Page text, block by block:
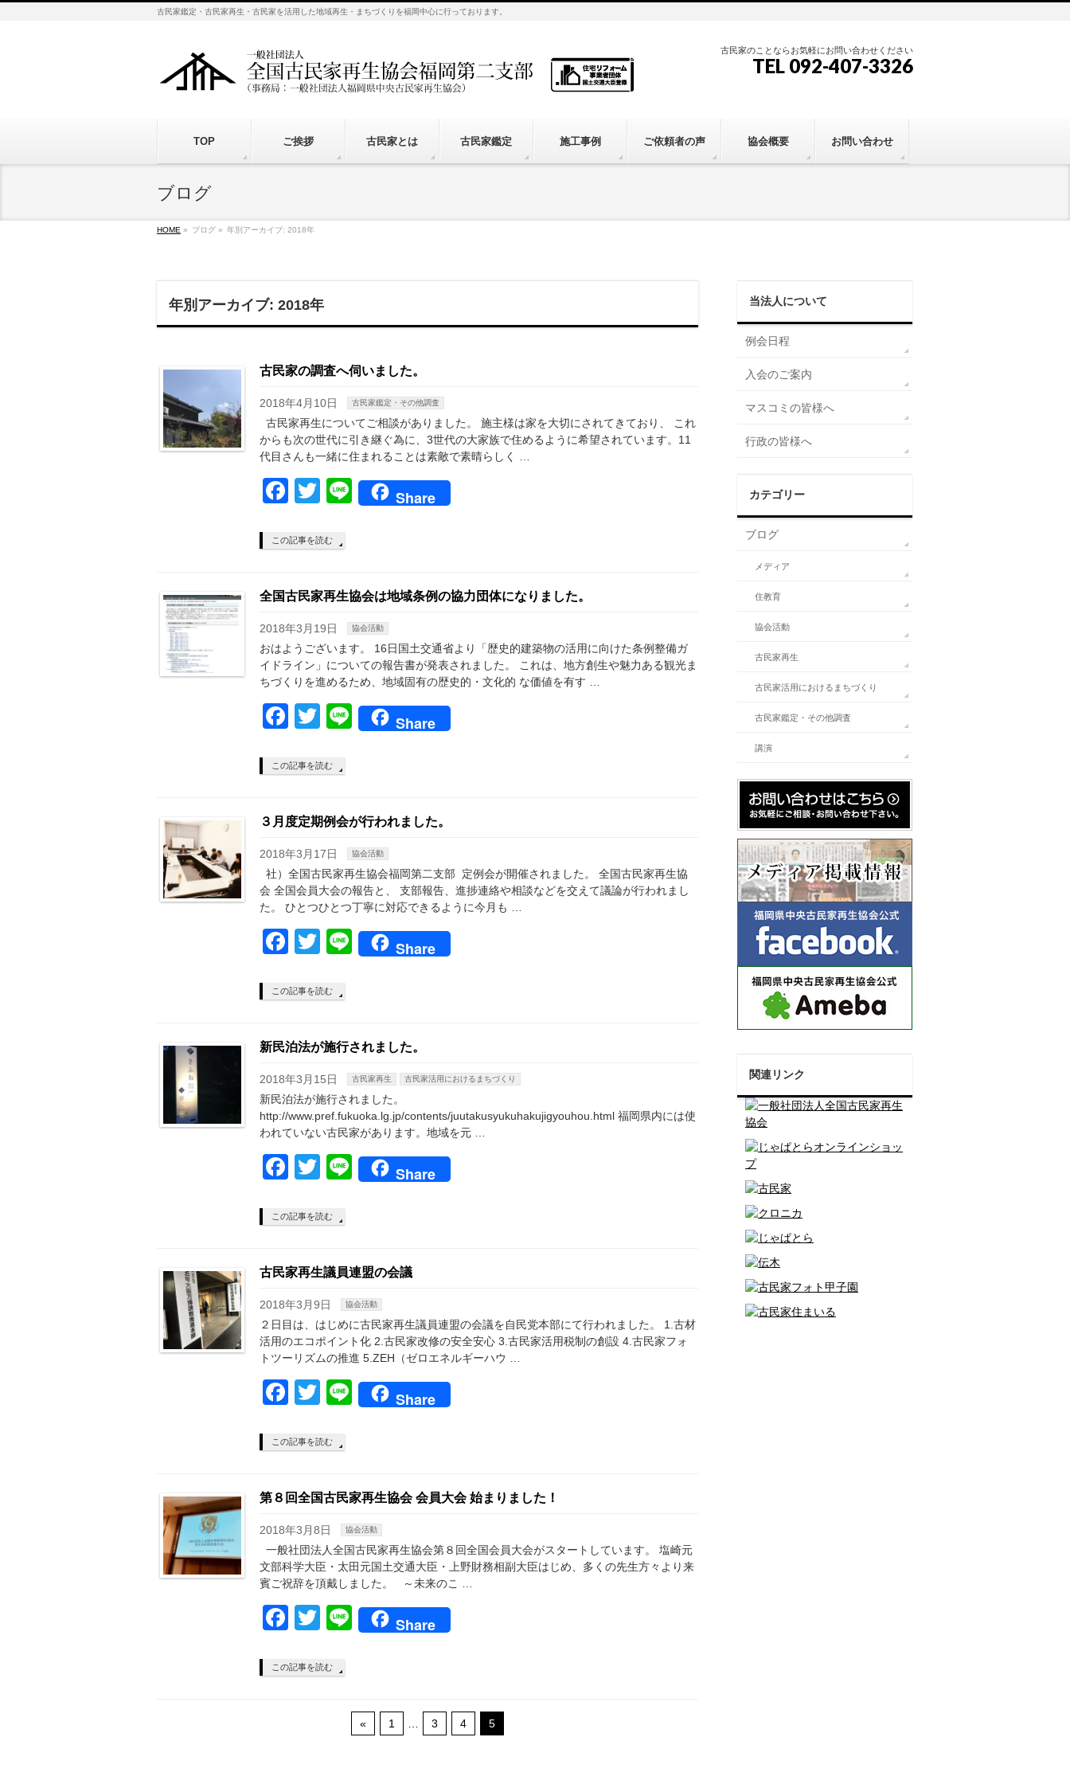
古民家鑑定・古民家再生・古民家を活用した地域再生・まちづくりを福岡中心に行っております。
古民家のことならお気軽にお問い合わせください
TEL 092-407-3326
TOP ご挨拶 古民家とは 古民家鑑定 施工事例 ご依頼者の声 協会概要 お問い合わせ
ブログ
HOME » ブログ » 年別アーカイブ: 2018年
年別アーカイブ: 2018年
古民家の調査へ伺いました。
2018年4月10日 古民家鑑定・その他調査
古民家再生についてご相談がありました。 施主様は家を大切にされてきており、 これ
からも次の世代に引き継ぐ為に、3世代の大家族で住めるように希望されています。11
代目さんも一緒に住まれることは素敵で素晴らしく …
Facebook
Twitter
LineShare
この記事を読む
全国古民家再生協会は地域条例の協力団体になりました。
2018年3月19日 協会活動
おはようございます。 16日国土交通省より「歴史的建築物の活用に向けた条例整備ガ
イドライン」についての報告書が発表されました。 これは、地方創生や魅力ある観光ま
ちづくりを進めるため、地域固有の歴史的・文化的 な価値を有す …
Facebook
Twitter
LineShare
この記事を読む
３月度定期例会が行われました。
2018年3月17日 協会活動
社）全国古民家再生協会福岡第二支部 定例会が開催されました。 全国古民家再生協
会 全国会員大会の報告と、 支部報告、進捗連絡や相談などを交えて議論が行われまし
た。 ひとつひとつ丁寧に対応できるように今月も …
Facebook
Twitter
LineShare
この記事を読む
新民泊法が施行されました。
2018年3月15日 古民家再生 古民家活用におけるまちづくり
新民泊法が施行されました。
http://www.pref.fukuoka.lg.jp/contents/juutakusyukuhakujigyouhou.html 福岡県内には使
われていない古民家があります。地域を元 …
Facebook
Twitter
LineShare
この記事を読む
古民家再生議員連盟の会議
2018年3月9日 協会活動
２日目は、はじめに古民家再生議員連盟の会議を自民党本部にて行われました。 1.古材
活用のエコポイント化 2.古民家改修の安全安心 3.古民家活用税制の創設 4.古民家フォ
トツーリズムの推進 5.ZEH（ゼロエネルギーハウ …
Facebook
Twitter
LineShare
この記事を読む
第８回全国古民家再生協会 会員大会 始まりました！
2018年3月8日 協会活動
一般社団法人全国古民家再生協会第８回全国会員大会がスタートしています。 塩崎元
文部科学大臣・太田元国土交通大臣・上野財務相副大臣はじめ、多くの先生方々より来
賓ご祝辞を頂戴しました。 ～未来のこ …
Facebook
Twitter
LineShare
この記事を読む
« 1 3 4 5
当法人について
例会日程
入会のご案内
マスコミの皆様へ
行政の皆様へ
カテゴリー
ブログ
メディア
住教育
協会活動
古民家再生
古民家活用におけるまちづくり
古民家鑑定・その他調査
講演
関連リンク